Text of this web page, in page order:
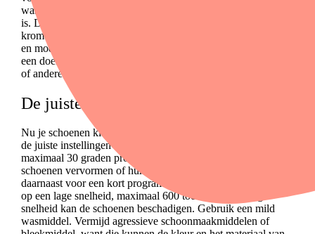
waszakje doen. Haal ook de inlegzolen eruit als dat mogelijk
is. Deze maak je het beste met de hand schoon om
kromtrekken te voorkomen.
en modder van je schoenen. Gebruik hiervoor een borstel of
een doek. Dit voorkomt dat het vuil je
of andere kleding vies maakt.
De juiste was instellingen
Nu je schoenen klaar zijn voor de wasmachine, is het tijd om
de juiste instellingen te kiezen. Gebruik altijd een koud of
maximaal 30 graden programma. Warm water kan de
schoenen vervormen of hun kleur doen vervagen. Kies
daarnaast voor een kort programma en zet de centrifuge stand
op een lage snelheid, maximaal 600 toeren. Een te hoge
snelheid kan de schoenen beschadigen. Gebruik een mild
wasmiddel. Vermijd agressieve schoonmaakmiddelen of